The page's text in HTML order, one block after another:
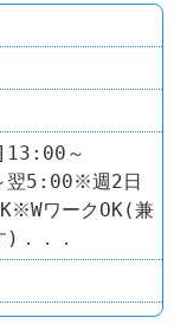
～
5:00※週2日
ワークOK(兼
．．．